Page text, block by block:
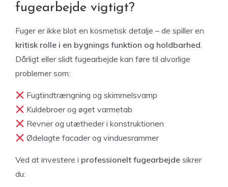
fugearbejde vigtigt?
Fuger er ikke blot en kosmetisk detalje – de spiller en
kritisk rolle i en bygnings funktion og holdbarhed.
Dårligt eller slidt fugearbejde kan føre til alvorlige
problemer som:
Fugtindtrængning og skimmelsvamp
Kuldebroer og øget varmetab
Revner og utætheder i konstruktionen
Ødelagte facader og vinduesrammer
Ved at investere i professionelt fugearbejde sikrer
du: